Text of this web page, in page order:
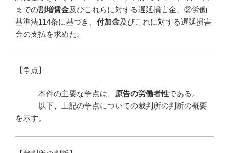
までの割増賃金及びこれらに対する遅延損害金、②労働
基準法114条に基づき、 付加金及びこれに対する遅延損害
金の支払を求めた。
【争点】
本件の主要な争点は、 原告の労働者性である。
以下、上記の争点についての裁判所の判断の概要
を示す。